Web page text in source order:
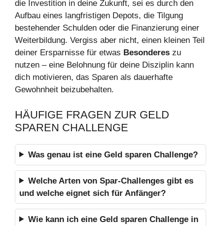
die Investition in deine Zukunft, sei es durch den
Aufbau eines langfristigen Depots, die Tilgung
bestehender Schulden oder die Finanzierung einer
Weiterbildung. Vergiss aber nicht, einen kleinen Teil
deiner Ersparnisse für etwas Besonderes zu
nutzen – eine Belohnung für deine Disziplin kann
dich motivieren, das Sparen als dauerhafte
Gewohnheit beizubehalten.
HÄUFIGE FRAGEN ZUR GELD
SPAREN CHALLENGE
Was genau ist eine Geld sparen Challenge?
Welche Arten von Spar-Challenges gibt es
und welche eignet sich für Anfänger?
Wie kann ich eine Geld sparen Challenge in